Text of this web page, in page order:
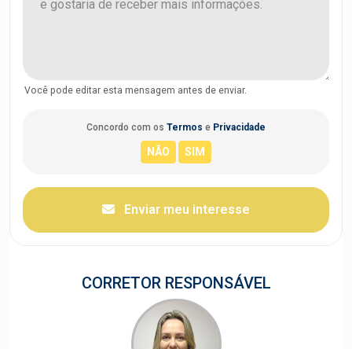
Você pode editar esta mensagem antes de enviar.
Concordo com os Termos e Privacidade
Enviar meu interesse
CORRETOR RESPONSÁVEL